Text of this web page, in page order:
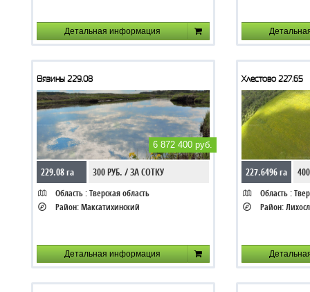
Детальная информация
Вязины 229.08
6 872 400 руб.
229.08 га 300 РУБ. / ЗА СОТКУ
Область :Тверская область
Район:Максатихинский
Детальная информация
Хлестово 227.65
227.6496 га
Область :
Район: